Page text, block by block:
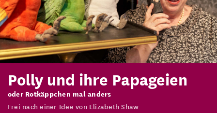
Polly und ihre Papageien
oder Rotkäppchen mal anders
Frei nach einer Idee von Elizabeth Shaw